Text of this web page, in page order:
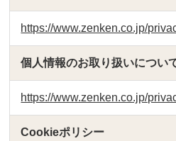
https://www.zenken.co.jp/
個人情報のお取り扱いについ
https://www.zenken.co.jp/
Cookieポリシー